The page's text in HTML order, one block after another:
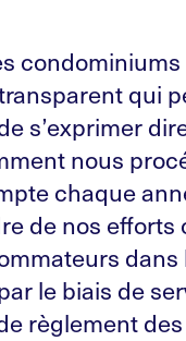
condominiums
qui
s’exprimer
nous
chaque
de nos
dans
le biais de
règlement